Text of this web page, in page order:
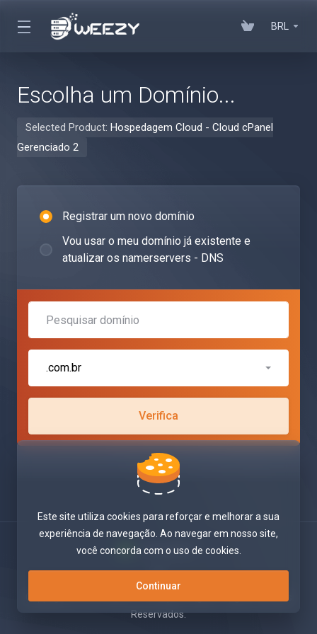
BRL
Escolha um Domínio...
Selected Product: Hospedagem Cloud - Cloud cPanel
Gerenciado 2
Registrar um novo domínio
Vou usar o meu domínio já existente e
atualizar os namerservers - DNS
.com.br
Verifica
Reservados.
Português
Este site utiliza cookies para reforçar e melhorar a sua
experiência de navegação. Ao navegar em nosso site,
você concorda com o uso de cookies.
Continuar